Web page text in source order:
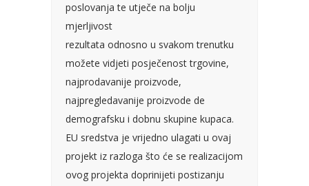
poslovanja te utječe na bolju
mjerljivost
rezultata odnosno u svakom trenutku
možete vidjeti posječenost trgovine,
najprodavanije proizvode,
najpregledavanije proizvode de
demografsku i dobnu skupine kupaca.
EU sredstva je vrijedno ulagati u ovaj
projekt iz razloga što će se realizacijom
ovog projekta doprinijeti postizanju